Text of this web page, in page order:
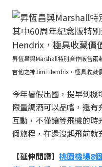
昇恆昌與Marshall特別合作販售兩
吉他之神Jimi Hendrix，極具收藏
今年暑假出國，提早到機
限量調酒可以品嚐，還
互動，不僅讓等飛機的
假旅程，在還沒起飛前就
【延伸閱讀】 桃園機場8